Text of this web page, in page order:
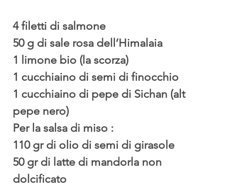
4 filetti di salmone
50 g di sale rosa dell’Himalaia
1 limone bio (la scorza)
1 cucchiaino di semi di finocchio
1 cucchiaino di pepe di Sichan (alt
pepe nero)
Per la salsa di miso :
110 gr di olio di semi di girasole
50 gr di latte di mandorla non
dolcificato